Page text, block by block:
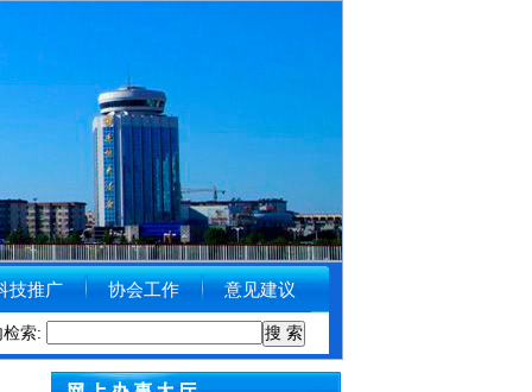
技推广 协会工作 意见建议
索:
城乡建设局关于受理举报涉黑涉恶线索的公告